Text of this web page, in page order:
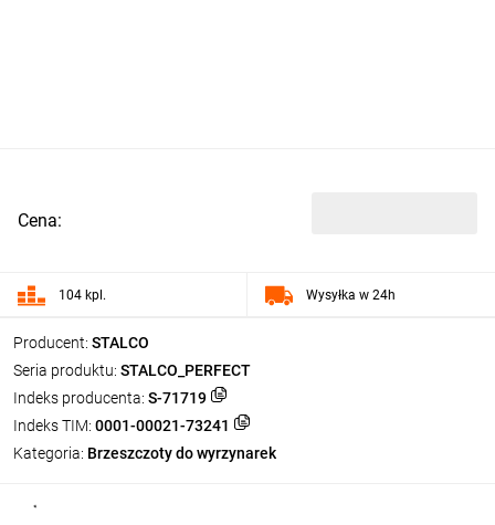
Producent: STALCO
Seria produktu: STALCO_PERFECT
Indeks producenta: S-71719
Indeks TIM: 0001-00021-73241
Kategoria: Brzeszczoty do wyrzynarek
Cena:
104 kpl. Wysyłka w 24h